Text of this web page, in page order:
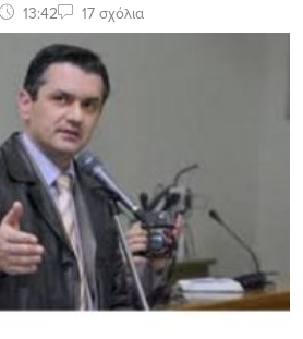
13:42 17 σχόλια